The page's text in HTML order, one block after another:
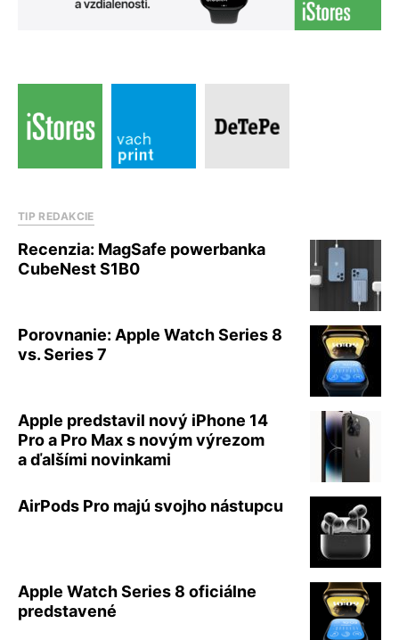
TIP REDAKCIE
Recenzia: MagSafe powerbanka
CubeNest S1B0
Porovnanie: Apple Watch Series 8
vs. Series 7
Apple predstavil nový iPhone 14
Pro a Pro Max s novým výrezom
a ďalšími novinkami
AirPods Pro majú svojho nástupcu
Apple Watch Series 8 oficiálne
predstavené